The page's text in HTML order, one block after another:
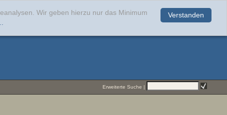
Verstanden
Wir geben hierzu nur das Minimum
Erweiterte Suche |